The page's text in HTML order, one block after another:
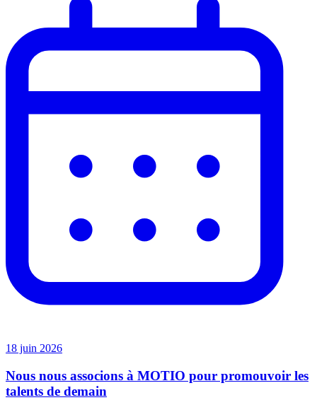
18 juin 2026
Nous nous associons à MOTIO pour promouvoir les
talents de demain